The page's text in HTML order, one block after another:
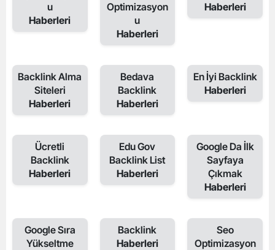
u
Haberleri
Optimizasyon
u
Haberleri
Haberleri
Backlink Alma
Siteleri
Haberleri
Bedava
Backlink
Haberleri
En İyi Backlink
Haberleri
Ücretli
Backlink
Haberleri
Edu Gov
Backlink List
Haberleri
Google Da İlk
Sayfaya
Çıkmak
Haberleri
Google Sıra
Yükseltme
Backlink
Haberleri
Seo
Optimizasyon